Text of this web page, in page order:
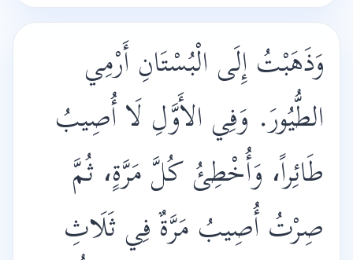
وَذَهَبْتُ إِلَى الْبُسْتَانِ أَرْمِي
الطُّيُورَ. وَفِي الأَوَّلِ لَا أُصِيبُ
طَائِراً، وَأُخْطِئُ كُلَّ مَرَّةٍ، ثُمَّ
صِرْتُ أُصِيبُ مَرَّةٌ فِي ثَلَاثِ